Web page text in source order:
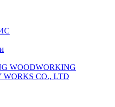
WOODWORKING
CO., LTD